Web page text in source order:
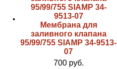
Мембрана для
заливного клапана
95/99/755 SIAMP 34-9513-
07
700 руб.